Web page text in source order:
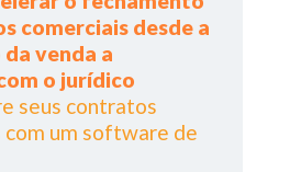
comerciais desde a
venda a
o jurídico
seus contratos
com um software de